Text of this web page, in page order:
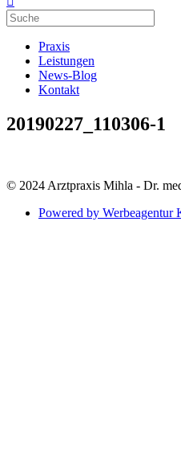
Praxis
Leistungen
News-Blog
Kontakt
20190227_110306-1
© 2024 Arztpraxis Mihla - Dr.
Powered by Werbeagentur